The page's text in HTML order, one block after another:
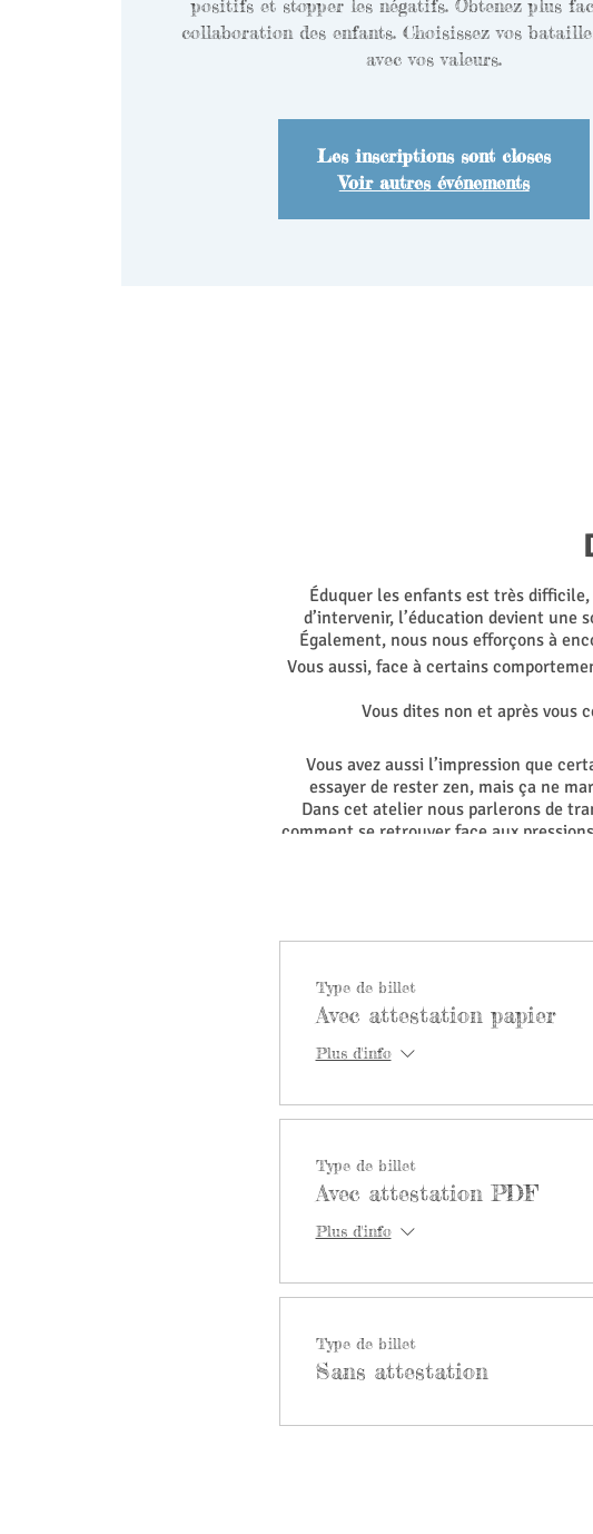
positifs et stopper les négatifs. Obtenez plus
collaboration des enfants. Choisissez vos
avec vos valeurs.
Les inscriptions sont closes
Voir autres événements
Éduquer les enfants est très
d’intervenir, l’éducation devient une
Également, nous nous efforçons à
Vous aussi, face à certains
Vous dites non et après vous
Vous avez aussi l’impression que
essayer de rester zen, mais ça ne
Dans cet atelier nous parlerons de
comment se retrouver face aux
Vous ne sortirez pas
Trouvez les
Trouvez votre voix
Venez échanger avec nous, puiser dans
Avec son regard expérimenté, elle
Orientée analyse transactionnelle,
Type de billet
Avec attestation papier
Plus d'info
Type de billet
Avec attestation PDF
Plus d'info
Type de billet
Sans attestation